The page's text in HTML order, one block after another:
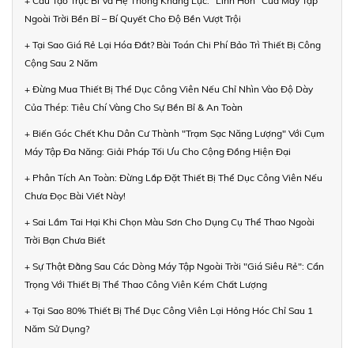
Ngoài Trời Bền Bỉ – Bí Quyết Cho Độ Bền Vượt Trội
+ Tại Sao Giá Rẻ Lại Hóa Đắt? Bài Toán Chi Phí Bảo Trì Thiết Bị Công
Cộng Sau 2 Năm
+ Đừng Mua Thiết Bị Thể Dục Công Viên Nếu Chỉ Nhìn Vào Độ Dày
Của Thép: Tiêu Chí Vàng Cho Sự Bền Bỉ & An Toàn
+ Biến Góc Chết Khu Dân Cư Thành "Trạm Sạc Năng Lượng" Với Cụm
Máy Tập Đa Năng: Giải Pháp Tối Ưu Cho Cộng Đồng Hiện Đại
+ Phân Tích An Toàn: Đừng Lắp Đặt Thiết Bị Thể Dục Công Viên Nếu
Chưa Đọc Bài Viết Này!
+ Sai Lầm Tai Hại Khi Chọn Màu Sơn Cho Dụng Cụ Thể Thao Ngoài
Trời Bạn Chưa Biết
+ Sự Thật Đằng Sau Các Dòng Máy Tập Ngoài Trời "Giá Siêu Rẻ": Cẩn
Trọng Với Thiết Bị Thể Thao Công Viên Kém Chất Lượng
+ Tại Sao 80% Thiết Bị Thể Dục Công Viên Lại Hỏng Hóc Chỉ Sau 1
Năm Sử Dụng?